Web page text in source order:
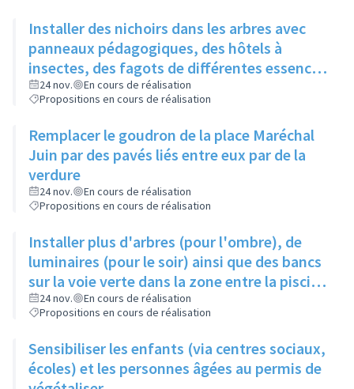
Installer des nichoirs dans les arbres avec
panneaux pédagogiques, des hôtels à
insectes, des fagots de différentes essences
pour stimuler la biodiversité sur la place du
Château à la Roue
24 nov.
En cours de réalisation
Propositions en cours de réalisation
Remplacer le goudron de la place Maréchal
Juin par des pavés liés entre eux par de la
verdure
24 nov.
En cours de réalisation
Propositions en cours de réalisation
Installer plus d'arbres (pour l'ombre), de
luminaires (pour le soir) ainsi que des bancs
sur la voie verte dans la zone entre la piscine
et la rue de l'Industrie
24 nov.
En cours de réalisation
Propositions en cours de réalisation
Sensibiliser les enfants (via centres sociaux,
écoles) et les personnes âgées au permis de